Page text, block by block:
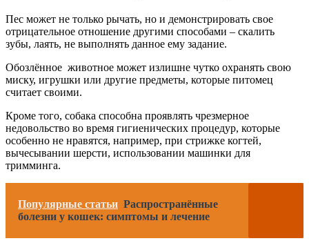
Пес может не только рычать, но и демонстрировать свое
отрицательное отношение другими способами – скалить
зубы, лаять, не выполнять данное ему задание.
Обозлённое животное может излишне чутко охранять свою
миску, игрушки или другие предметы, которые питомец
считает своими.
Кроме того, собака способна проявлять чрезмерное
недовольство во время гигиенических процедур, которые
особенно не нравятся, например, при стрижке когтей,
вычесывании шерсти, использовании машинки для
тримминга.
Популярные статьи Распространённые
болезни у кошек: симптомы и лечение